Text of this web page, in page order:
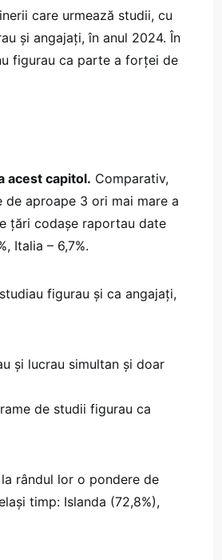
care urmează studii, cu
și angajați, în anul 2024. În
figurau ca parte a forței de
acest capitol. Comparativ,
aproape 3 ori mai mare a
țări codașe raportau date
Italia – 6,7%.
figurau și ca angajați,
și lucrau simultan și doar
de studii figurau ca
rândul lor o pondere de
timp: Islanda (72,8%),